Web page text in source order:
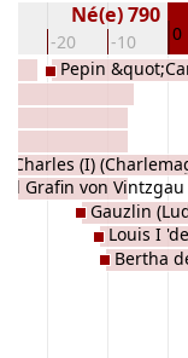
-20 -10 0
Né(e) 790
Charles (I)
Grafin von Vintzgau
Pepin
Gauzlin
Louis I
Franken
Bertha